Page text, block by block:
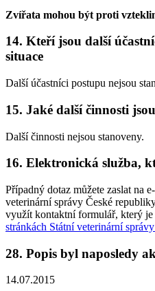
Zvířata mohou být proti
14. Kteří jsou další
situace
Další účastníci postupu nejsou
15. Jaké další činnosti
Další činnosti nejsou stanoveny.
16. Elektronická služba,
Případný dotaz můžete zaslat na
veterinární správy České
využít kontaktní formulář, který je
stránkách Státní veterinární
28. Popis byl naposledy
14.07.2015